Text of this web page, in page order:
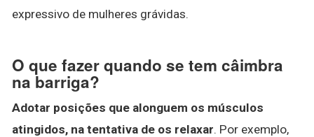
expressivo de mulheres grávidas.
O que fazer quando se tem câimbra
na barriga?
Adotar posições que alonguem os músculos
atingidos, na tentativa de os relaxar. Por exemplo,